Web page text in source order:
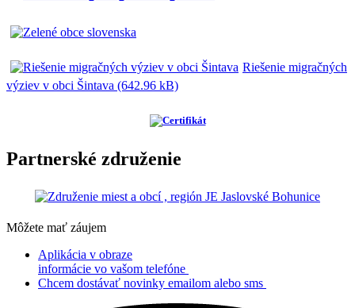
Riešenie migračných
výziev v obci Šintava (642.96 kB)
Partnerské združenie
Môžete mať záujem
Aplikácia v obraze
informácie vo vašom telefóne
Chcem dostávať novinky emailom alebo sms